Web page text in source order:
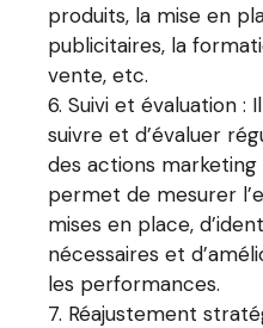
produits, la mise en
publicitaires, la
vente, etc.
Suivi et évaluation :
suivre et d’évaluer
des actions
permet de mesurer
mises en place,
nécessaires et
les performances.
Réajustement